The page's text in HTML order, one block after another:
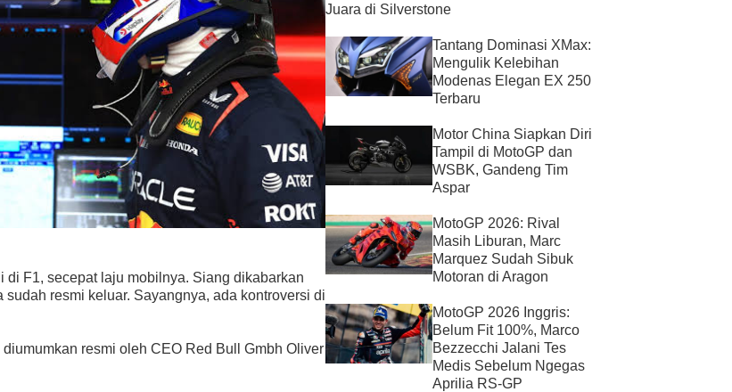
F1, secepat laju mobilnya. Siang dikabarkan
resmi keluar. Sayangnya, ada kontroversi di
resmi oleh CEO Red Bull Gmbh Oliver
Juara di Silverstone
Tantang Dominasi XMax:
Mengulik Kelebihan
Modenas Elegan EX 250
Terbaru
Motor China Siapkan Diri
Tampil di MotoGP dan
WSBK, Gandeng Tim
Aspar
MotoGP 2026: Rival
Masih Liburan, Marc
Marquez Sudah Sibuk
Motoran di Aragon
MotoGP 2026 Inggris:
Belum Fit 100%, Marco
Bezzecchi Jalani Tes
Medis Sebelum Ngegas
Aprilia RS-GP